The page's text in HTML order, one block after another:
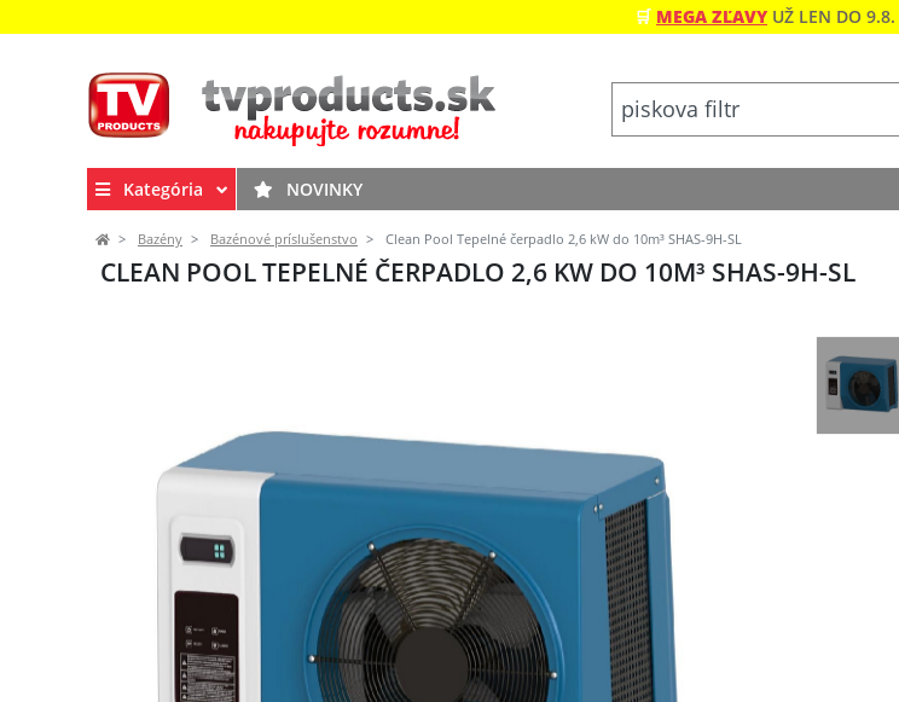
🛒 MEGA ZĽAVY UŽ LEN DO 9.8.
Kategória NOVINKY
Bazény Bazénové príslušenstvo Clean Pool Tepelné čerpadlo 2,6 kW do 10m³ SHAS-9H-SL
CLEAN POOL TEPELNÉ ČERPADLO 2,6 KW DO 10M³ SHAS-9H-SL